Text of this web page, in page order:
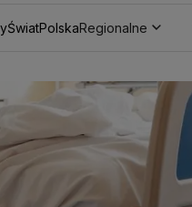
ŚwiatPolskaRegionalne